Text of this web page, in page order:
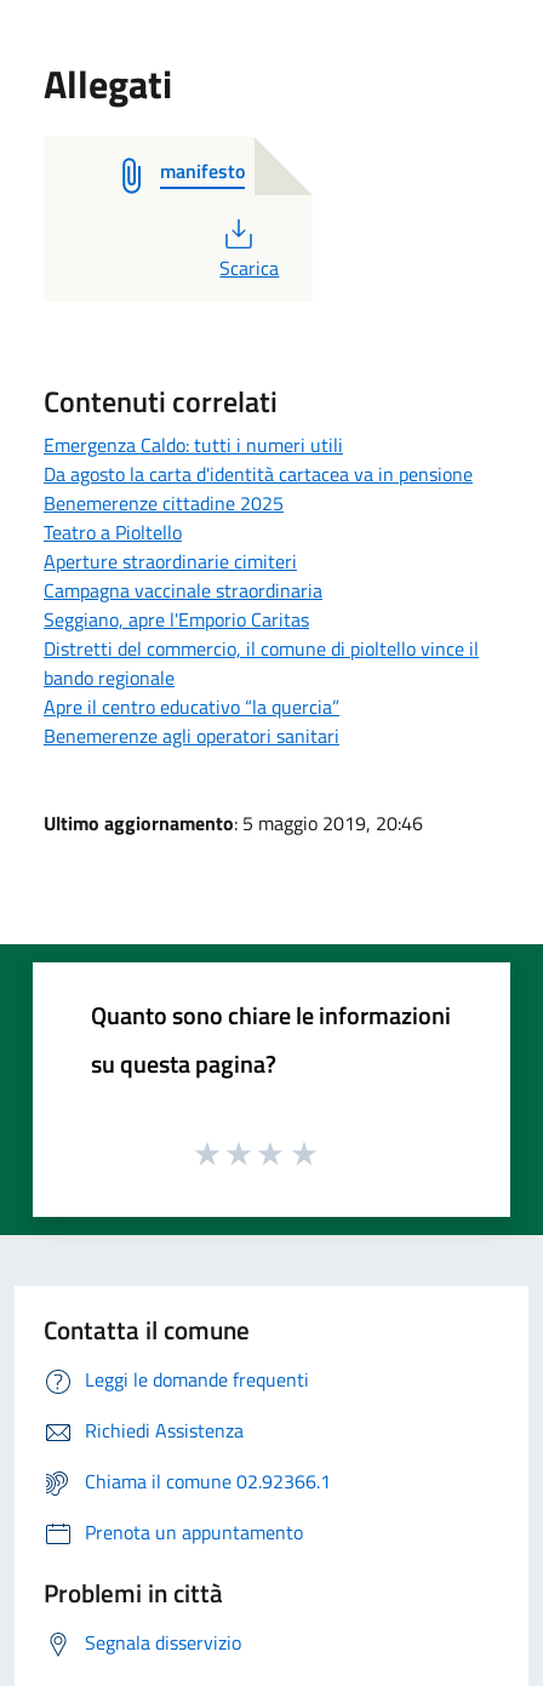
Allegati
manifesto
PDF
Scarica
Contenuti correlati
Emergenza Caldo: tutti i numeri utili
Da agosto la carta d'identità cartacea va in pensione
Benemerenze cittadine 2025
Teatro a Pioltello
Aperture straordinarie cimiteri
Campagna vaccinale straordinaria
Seggiano, apre l'Emporio Caritas
Distretti del commercio, il comune di pioltello vince il
bando regionale
Apre il centro educativo “la quercia”
Benemerenze agli operatori sanitari
Ultimo aggiornamento: 5 maggio 2019, 20:46
Quanto sono chiare le informazioni
su questa pagina?
Contatta il comune
Leggi le domande frequenti
Richiedi Assistenza
Chiama il comune 02.92366.1
Prenota un appuntamento
Problemi in città
Segnala disservizio